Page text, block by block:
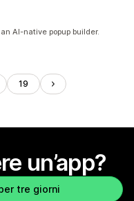
AI-native popup builder.
19
un’app?
tre giorni